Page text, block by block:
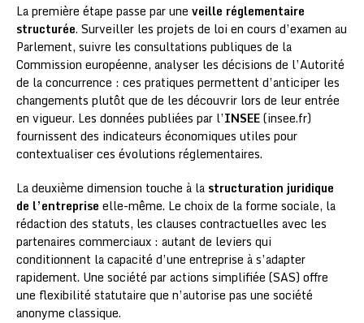
La première étape passe par une veille réglementaire
structurée. Surveiller les projets de loi en cours d’examen au
Parlement, suivre les consultations publiques de la
Commission européenne, analyser les décisions de l’Autorité
de la concurrence : ces pratiques permettent d’anticiper les
changements plutôt que de les découvrir lors de leur entrée
en vigueur. Les données publiées par l’INSEE(insee.fr)
fournissent des indicateurs économiques utiles pour
contextualiser ces évolutions réglementaires.
La deuxième dimension touche à la structuration juridique
de l’entreprise elle-même. Le choix de la forme sociale, la
rédaction des statuts, les clauses contractuelles avec les
partenaires commerciaux : autant de leviers qui
conditionnent la capacité d’une entreprise à s’adapter
rapidement. Une société par actions simplifiée (SAS) offre
une flexibilité statutaire que n’autorise pas une société
anonyme classique.